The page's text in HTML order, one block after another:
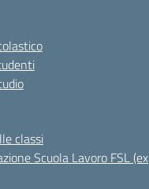
classi
Scuola Lavoro FSL (ex